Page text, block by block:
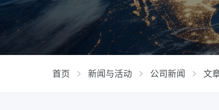
首页 新闻与活动 公司新闻 文